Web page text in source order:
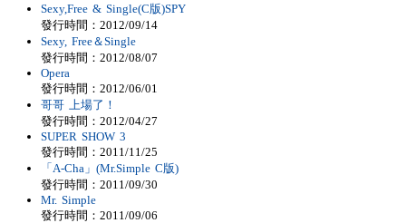
Sexy,Free & Single(C版)SPY
發行時間：2012/09/14
Sexy, Free＆Single
發行時間：2012/08/07
Opera
發行時間：2012/06/01
哥哥 上場了！
發行時間：2012/04/27
SUPER SHOW 3
發行時間：2011/11/25
「A-Cha」(Mr.Simple C版)
發行時間：2011/09/30
Mr. Simple
發行時間：2011/09/06